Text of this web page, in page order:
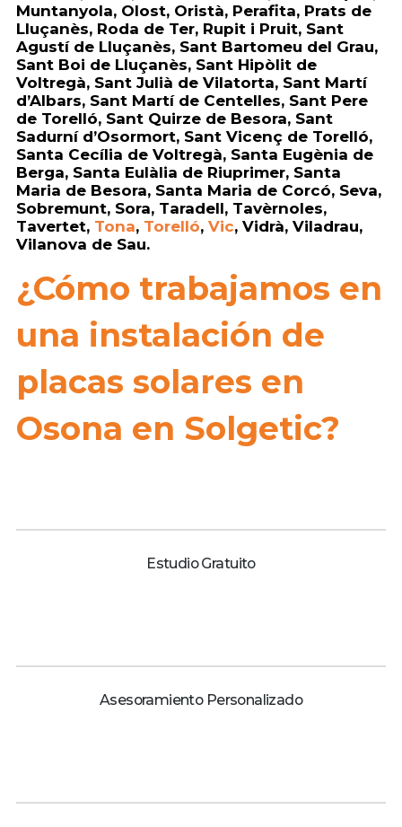
Muntanyola, Olost, Oristà, Perafita, Prats de
Lluçanès, Roda de Ter, Rupit i Pruit, Sant
Agustí de Lluçanès, Sant Bartomeu del Grau,
Sant Boi de Lluçanès, Sant Hipòlit de
Voltregà, Sant Julià de Vilatorta, Sant Martí
d’Albars, Sant Martí de Centelles, Sant Pere
de Torelló, Sant Quirze de Besora, Sant
Sadurní d’Osormort, Sant Vicenç de Torelló,
Santa Cecília de Voltregà, Santa Eugènia de
Berga, Santa Eulàlia de Riuprimer, Santa
Maria de Besora, Santa Maria de Corcó, Seva,
Sobremunt, Sora, Taradell, Tavèrnoles,
Tavertet, Tona, Torelló, Vic, Vidrà, Viladrau,
Vilanova de Sau.
¿Cómo trabajamos en
una instalación de
placas solares en
Osona en Solgetic?
Estudio Gratuito
Asesoramiento Personalizado